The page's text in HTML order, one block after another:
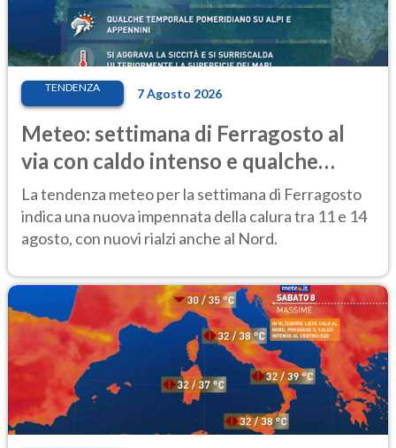
TENDENZA 7 Agosto 2026
Meteo: settimana di Ferragosto al
via con caldo intenso e qualche
temporale
La tendenza meteo per la settimana di Ferragosto
indica una nuova impennata della calura tra 11 e 14
agosto, con nuovi rialzi anche al Nord.